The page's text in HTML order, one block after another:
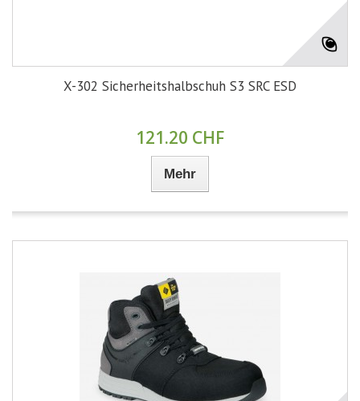
X-302 Sicherheitshalbschuh S3 SRC ESD
121.20 CHF
Mehr